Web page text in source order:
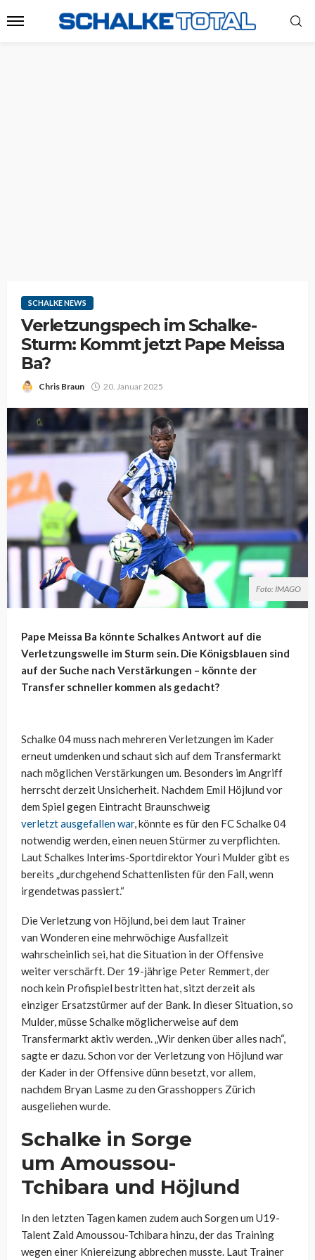
SCHALKE NEWS
Verletzungspech im Schalke-
Sturm: Kommt jetzt Pape Meissa
Ba?
Chris Braun 20. Januar 2025
Foto: IMAGO
Pape Meissa Ba könnte Schalkes Antwort auf die
Verletzungswelle im Sturm sein. Die Königsblauen sind
auf der Suche nach Verstärkungen – könnte der
Transfer schneller kommen als gedacht?
Schalke 04 muss nach mehreren Verletzungen im Kader
erneut umdenken und schaut sich auf dem Transfermarkt
nach möglichen Verstärkungen um. Besonders im Angriff
herrscht derzeit Unsicherheit. Nachdem Emil Höjlund vor
dem Spiel gegen Eintracht Braunschweig
verletzt ausgefallen war, könnte es für den FC Schalke 04
notwendig werden, einen neuen Stürmer zu verpflichten.
Laut Schalkes Interims-Sportdirektor Youri Mulder gibt es
bereits „durchgehend Schattenlisten für den Fall, wenn
irgendetwas passiert.“
Die Verletzung von Höjlund, bei dem laut Trainer
van Wonderen eine mehrwöchige Ausfallzeit
wahrscheinlich sei, hat die Situation in der Offensive
weiter verschärft. Der 19-jährige Peter Remmert, der
noch kein Profispiel bestritten hat, sitzt derzeit als
einziger Ersatzstürmer auf der Bank. In dieser Situation, so
Mulder, müsse Schalke möglicherweise auf dem
Transfermarkt aktiv werden. „Wir denken über alles nach“,
sagte er dazu. Schon vor der Verletzung von Höjlund war
der Kader in der Offensive dünn besetzt, vor allem,
nachdem Bryan Lasme zu den Grasshoppers Zürich
ausgeliehen wurde.
Schalke in Sorge
um Amoussou-
Tchibara und Höjlund
In den letzten Tagen kamen zudem auch Sorgen um U19-
Talent Zaid Amoussou-Tchibara hinzu, der das Training
wegen einer Kniereizung abbrechen musste. Laut Trainer